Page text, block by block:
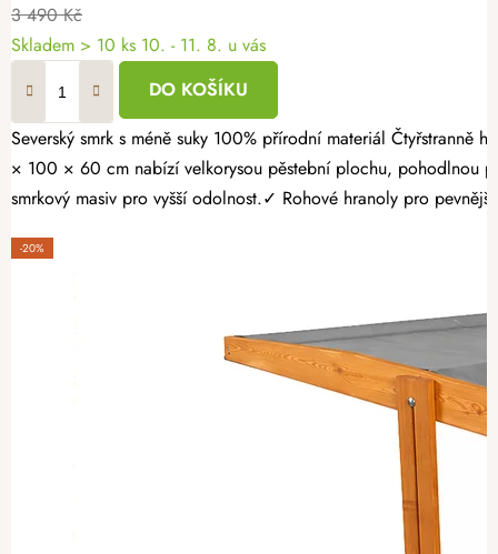
3 490 Kč
Skladem > 10 ks 10. - 11. 8. u vás
DO KOŠÍKU
Severský smrk s méně suky 100% přírodní materiál Čtyřstranně hoblovaný masiv Proměňte svou zahradu v místo plné čerstvé zeleniny, voňavých bylinek a sladkých jahod. Opálený dřevěný vyvýšený záhon 160
× 100 × 60 cm nabízí velkorysou pěstební plochu, pohodlnou
smrkový masiv pro vyšší odolnost.✓ Rohové hranoly pro
-20%